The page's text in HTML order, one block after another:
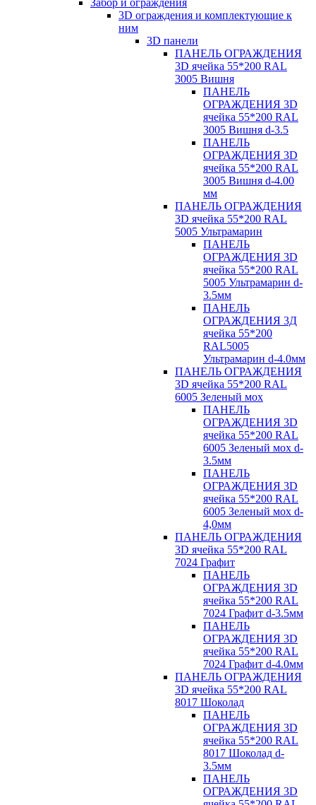
Забор и ограждения
3D ограждения и комплектующие к
ним
3D панели
ПАНЕЛЬ ОГРАЖДЕНИЯ
3D ячейка 55*200 RAL
3005 Вишня
ПАНЕЛЬ
ОГРАЖДЕНИЯ 3D
ячейка 55*200 RAL
3005 Вишня d-3.5
ПАНЕЛЬ
ОГРАЖДЕНИЯ 3D
ячейка 55*200 RAL
3005 Вишня d-4.00
мм
ПАНЕЛЬ ОГРАЖДЕНИЯ
3D ячейка 55*200 RAL
5005 Ультрамарин
ПАНЕЛЬ
ОГРАЖДЕНИЯ 3D
ячейка 55*200 RAL
5005 Ультрамарин d-
3.5мм
ПАНЕЛЬ
ОГРАЖДЕНИЯ 3Д
ячейка 55*200
RAL5005
Ультрамарин d-4.0мм
ПАНЕЛЬ ОГРАЖДЕНИЯ
3D ячейка 55*200 RAL
6005 Зеленый мох
ПАНЕЛЬ
ОГРАЖДЕНИЯ 3D
ячейка 55*200 RAL
6005 Зеленый мох d-
3.5мм
ПАНЕЛЬ
ОГРАЖДЕНИЯ 3D
ячейка 55*200 RAL
6005 Зеленый мох d-
4,0мм
ПАНЕЛЬ ОГРАЖДЕНИЯ
3D ячейка 55*200 RAL
7024 Графит
ПАНЕЛЬ
ОГРАЖДЕНИЯ 3D
ячейка 55*200 RAL
7024 Графит d-3.5мм
ПАНЕЛЬ
ОГРАЖДЕНИЯ 3D
ячейка 55*200 RAL
7024 Графит d-4.0мм
ПАНЕЛЬ ОГРАЖДЕНИЯ
3D ячейка 55*200 RAL
8017 Шоколад
ПАНЕЛЬ
ОГРАЖДЕНИЯ 3D
ячейка 55*200 RAL
8017 Шоколад d-
3.5мм
ПАНЕЛЬ
ОГРАЖДЕНИЯ 3D